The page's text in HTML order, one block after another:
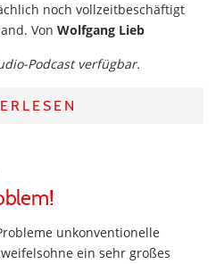
noch vollzeitbeschäftigt
Von Wolfgang Lieb
Podcast verfügbar.
unkonventionelle
ein sehr großes